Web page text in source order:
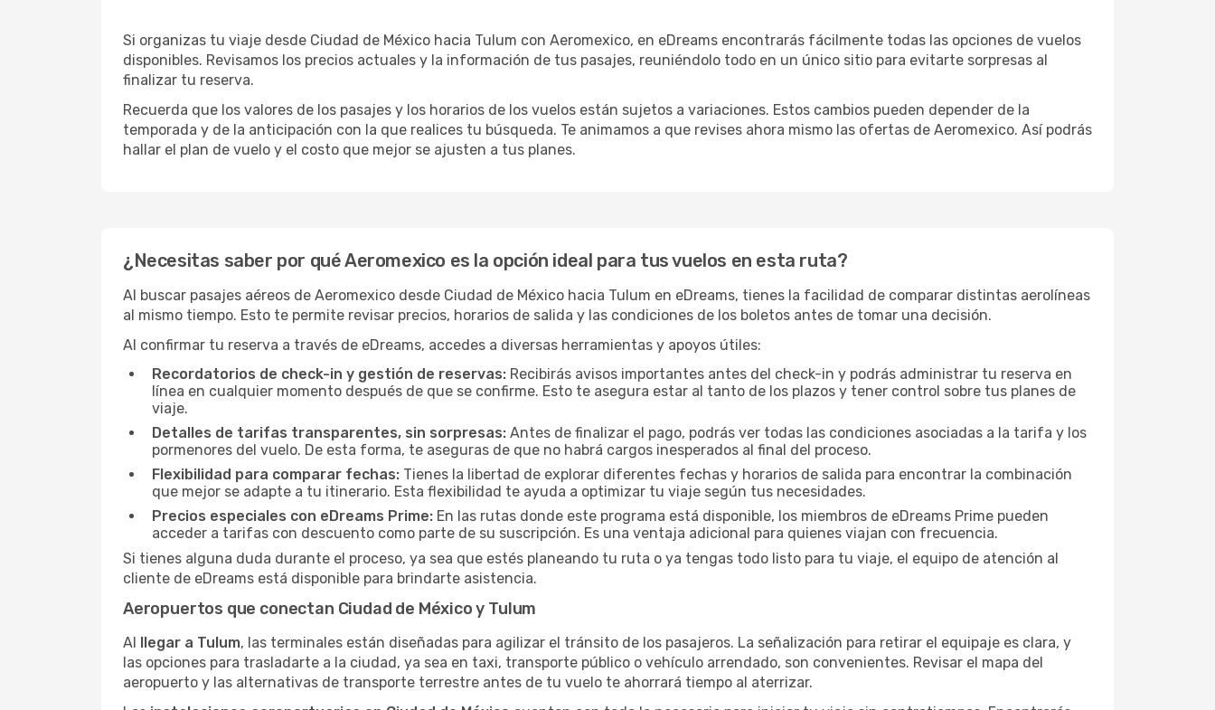
Si organizas tu viaje desde Ciudad de México hacia Tulum con Aeromexico, en eDreams encontrarás fácilmente todas las opciones de vuelos
disponibles. Revisamos los precios actuales y la información de tus pasajes, reuniéndolo todo en un único sitio para evitarte sorpresas al
finalizar tu reserva.
Recuerda que los valores de los pasajes y los horarios de los vuelos están sujetos a variaciones. Estos cambios pueden depender de la
temporada y de la anticipación con la que realices tu búsqueda. Te animamos a que revises ahora mismo las ofertas de Aeromexico. Así podrás
hallar el plan de vuelo y el costo que mejor se ajusten a tus planes.
¿Necesitas saber por qué Aeromexico es la opción ideal para tus vuelos en esta ruta?
Al buscar pasajes aéreos de Aeromexico desde Ciudad de México hacia Tulum en eDreams, tienes la facilidad de comparar distintas aerolíneas
al mismo tiempo. Esto te permite revisar precios, horarios de salida y las condiciones de los boletos antes de tomar una decisión.
Al confirmar tu reserva a través de eDreams, accedes a diversas herramientas y apoyos útiles:
Recordatorios de check-in y gestión de reservas: Recibirás avisos importantes antes del check-in y podrás administrar tu reserva en
línea en cualquier momento después de que se confirme. Esto te asegura estar al tanto de los plazos y tener control sobre tus planes de
viaje.
Detalles de tarifas transparentes, sin sorpresas: Antes de finalizar el pago, podrás ver todas las condiciones asociadas a la tarifa y los
pormenores del vuelo. De esta forma, te aseguras de que no habrá cargos inesperados al final del proceso.
Flexibilidad para comparar fechas: Tienes la libertad de explorar diferentes fechas y horarios de salida para encontrar la combinación
que mejor se adapte a tu itinerario. Esta flexibilidad te ayuda a optimizar tu viaje según tus necesidades.
Precios especiales con eDreams Prime: En las rutas donde este programa está disponible, los miembros de eDreams Prime pueden
acceder a tarifas con descuento como parte de su suscripción. Es una ventaja adicional para quienes viajan con frecuencia.
Si tienes alguna duda durante el proceso, ya sea que estés planeando tu ruta o ya tengas todo listo para tu viaje, el equipo de atención al
cliente de eDreams está disponible para brindarte asistencia.
Aeropuertos que conectan Ciudad de México y Tulum
Al llegar a Tulum, las terminales están diseñadas para agilizar el tránsito de los pasajeros. La señalización para retirar el equipaje es clara, y
las opciones para trasladarte a la ciudad, ya sea en taxi, transporte público o vehículo arrendado, son convenientes. Revisar el mapa del
aeropuerto y las alternativas de transporte terrestre antes de tu vuelo te ahorrará tiempo al aterrizar.